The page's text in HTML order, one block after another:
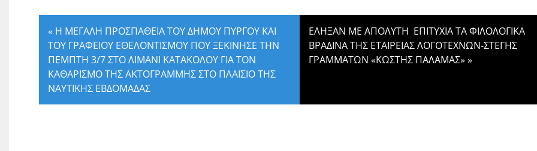
« Η ΜΕΓΑΛΗ ΠΡΟΣΠΑΘΕΙΑ ΤΟΥ ΔΗΜΟΥ ΠΥΡΓΟΥ ΚΑΙ
ΤΟΥ ΓΡΑΦΕΙΟΥ ΕΘΕΛΟΝΤΙΣΜΟΥ ΠΟΥ ΞΕΚΙΝΗΣΕ ΤΗΝ
ΠΕΜΠΤΗ 3/7 ΣΤΟ ΛΙΜΑΝΙ ΚΑΤΑΚΟΛΟΥ ΓΙΑ ΤΟΝ
ΚΑΘΑΡΙΣΜΟ ΤΗΣ ΑΚΤΟΓΡΑΜΜΗΣ ΣΤΟ ΠΛΑΙΣΙΟ ΤΗΣ
ΝΑΥΤΙΚΗΣ ΕΒΔΟΜΑΔΑΣ
ΕΛΗΞΑΝ ΜΕ ΑΠΟΛΥΤΗ ΕΠΙΤΥΧΙΑ ΤΑ ΦΙΛΟΛΟΓΙΚΑ
ΒΡΑΔΙΝΑ ΤΗΣ ΕΤΑΙΡΕΙΑΣ ΛΟΓΟΤΕΧΝΩΝ-ΣΤΕΓΗΣ
ΓΡΑΜΜΑΤΩΝ «ΚΩΣΤΗΣ ΠΑΛΑΜΑΣ» »